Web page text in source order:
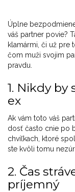
Úplne
váš partner povie?
klamármi, či už pre
čom muži svojim
pravdu.
1. Nikdy by
ex
Ak vám toto váš
dosť často cnie po
chvíľkach, ktoré
ste kvôli tomu
2. Čas
príjemný